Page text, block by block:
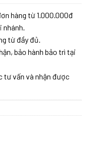
hàng từ 1.000.000đ
từ đầy đủ.
bảo hành bảo trì tại
tư vấn và nhận được